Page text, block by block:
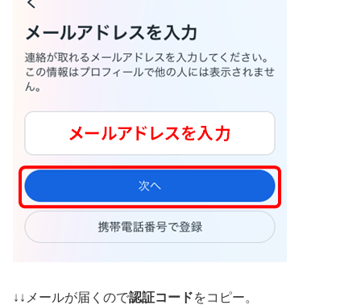
↓↓メールが届くので認証コードをコピー。